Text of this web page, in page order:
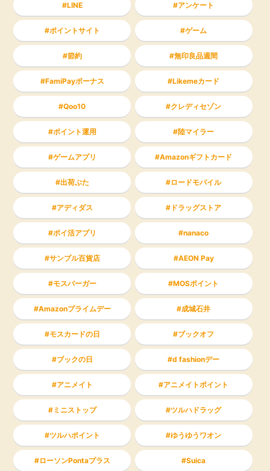
LINE アンケート
ポイントサイト ゲーム
節約 無印良品週間
FamiPayボーナス Likemeカード
Qoo10 クレディセゾン
ポイント運用 陸マイラー
ゲームアプリ Amazonギフトカード
出荷ぶた ロードモバイル
アディダス ドラッグストア
ポイ活アプリ nanaco
サンプル百貨店 AEON Pay
モスバーガー MOSポイント
Amazonプライムデー 成城石井
モスカードの日 ブックオフ
ブックの日 d fashionデー
アニメイト アニメイトポイント
ミニストップ ツルハドラッグ
ツルハポイント ゆうゆうワオン
ローソンPontaプラス Suica